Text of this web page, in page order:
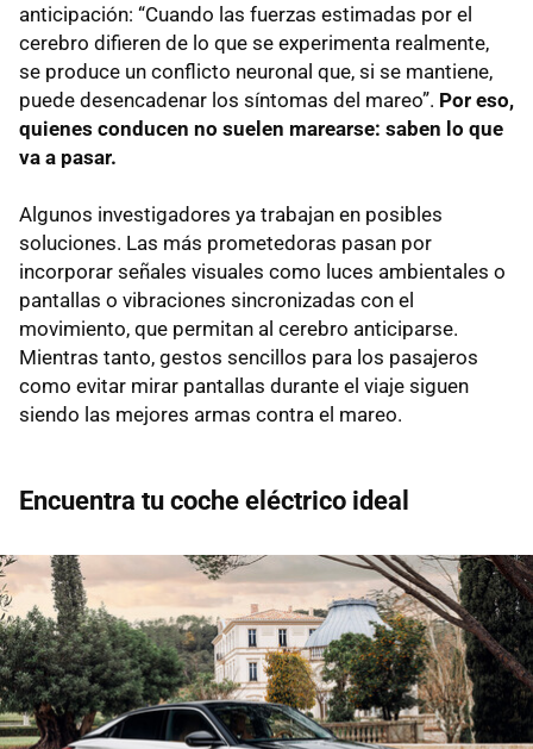
anticipación: “Cuando las fuerzas estimadas por el
cerebro difieren de lo que se experimenta realmente,
se produce un conflicto neuronal que, si se mantiene,
puede desencadenar los síntomas del mareo”. Por eso,
quienes conducen no suelen marearse: saben lo que
va a pasar.
Algunos investigadores ya trabajan en posibles
soluciones. Las más prometedoras pasan por
incorporar señales visuales como luces ambientales o
pantallas o vibraciones sincronizadas con el
movimiento, que permitan al cerebro anticiparse.
Mientras tanto, gestos sencillos para los pasajeros
como evitar mirar pantallas durante el viaje siguen
siendo las mejores armas contra el mareo.
Encuentra tu coche eléctrico ideal